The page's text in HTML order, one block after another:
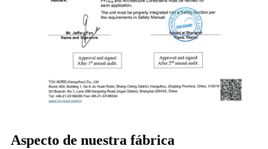
Aspecto de nuestra fábrica